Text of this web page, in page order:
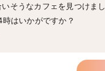
そうなカフェを見つけまし
時はいかがですか？